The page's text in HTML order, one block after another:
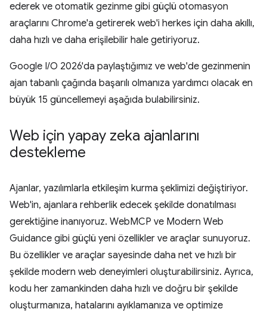
ederek ve otomatik gezinme gibi güçlü otomasyon
araçlarını Chrome'a getirerek web'i herkes için daha akıllı,
daha hızlı ve daha erişilebilir hale getiriyoruz.
Google I/O 2026'da paylaştığımız ve web'de gezinmenin
ajan tabanlı çağında başarılı olmanıza yardımcı olacak en
büyük 15 güncellemeyi aşağıda bulabilirsiniz.
Web için yapay zeka ajanlarını
destekleme
Ajanlar, yazılımlarla etkileşim kurma şeklimizi değiştiriyor.
Web'in, ajanlara rehberlik edecek şekilde donatılması
gerektiğine inanıyoruz. WebMCP ve Modern Web
Guidance gibi güçlü yeni özellikler ve araçlar sunuyoruz.
Bu özellikler ve araçlar sayesinde daha net ve hızlı bir
şekilde modern web deneyimleri oluşturabilirsiniz. Ayrıca,
kodu her zamankinden daha hızlı ve doğru bir şekilde
oluşturmanıza, hatalarını ayıklamanıza ve optimize